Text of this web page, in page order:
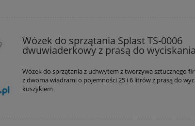
Wózek do sprzątania Splast TS-0006
dwuwiaderkowy z prasą do wyciskania
Wózek do sprzątania z uchwytem z tworzywa sztucznego
z dwoma wiadrami o pojemności 25 i 6 litrów z prasą do
koszykiem